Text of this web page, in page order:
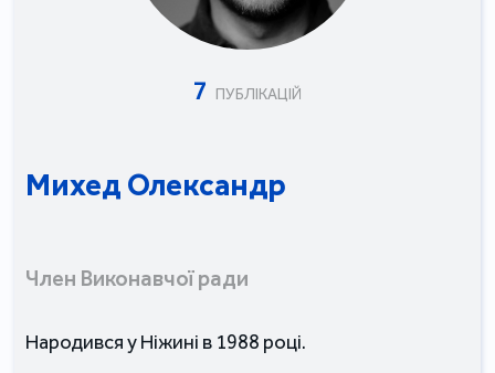
Михед Олександр
Член Виконавчої ради
Народився у Ніжині в 1988 році.
7 ПУБЛІКАЦІЙ